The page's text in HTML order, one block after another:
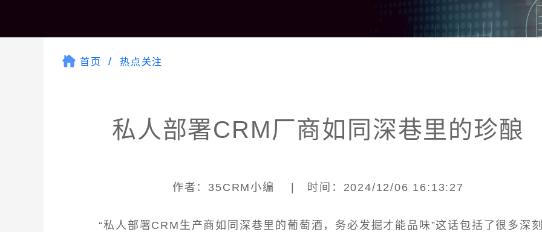
首页 热点关注
私人部署CRM厂商如同深巷里的珍酿
作者：35CRM小编 | 时间：2024/12/06 16:13:27
“私人部署CRM生产商如同深巷里的葡萄酒，务必发掘才能品味”这话包括了很多深